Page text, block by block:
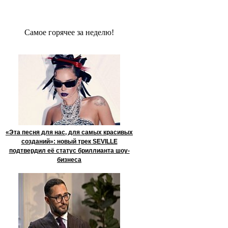
Сaмое гoрячее за неделю!
«Эта песня для нас, для самых красивых
созданий»: новый трек SEVILLE
подтвердил её статус бриллианта шоу-
бизнеса